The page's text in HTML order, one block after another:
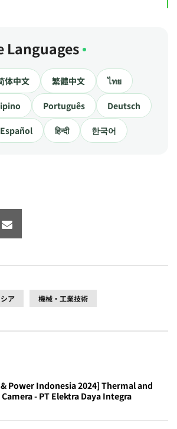
Languages
体中文 繁體中文 ไทย
Português Deutsch
Español हिन्दी 한국어
ア 機械・工業技術
Power Indonesia 2024] Thermal and
- PT Elektra Daya Integra